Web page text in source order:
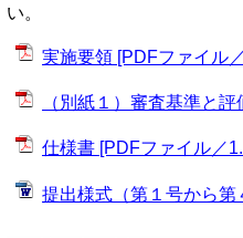
い。
実施要領 [PDFファイル
（別紙１）審査基準と
仕様書 [PDFファイル／
提出様式（第１号から第